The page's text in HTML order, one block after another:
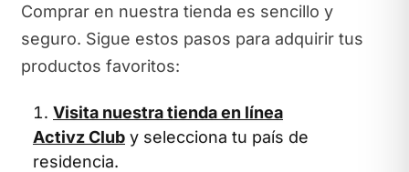
Comprar en nuestra tienda es sencillo y
seguro. Sigue estos pasos para adquirir tus
productos favoritos:
Visita nuestra tienda en línea
Activz Club y selecciona tu país de
residencia.